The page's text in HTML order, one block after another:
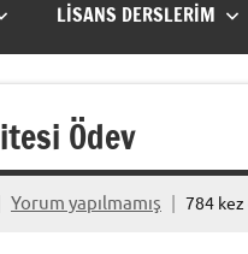
LISANS DERSLERIM
Ödev
Yorum yapılmamış 784